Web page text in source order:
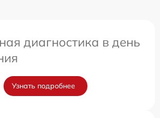
диагностика в день
Узнать подробнее